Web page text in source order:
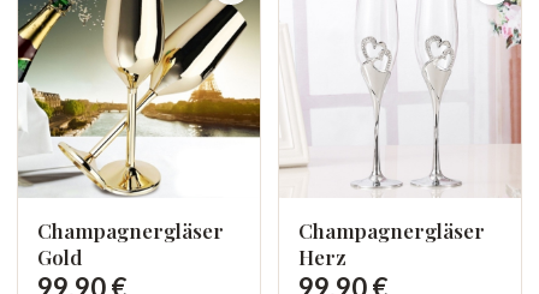
Champagnergläser
Gold
99,90 €
Champagnergläser
Herz
99,90 €